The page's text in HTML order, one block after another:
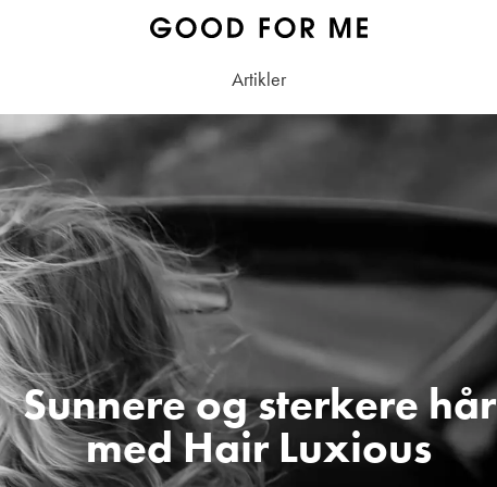
Artikler
Sunnere og sterkere hår
med Hair Luxious